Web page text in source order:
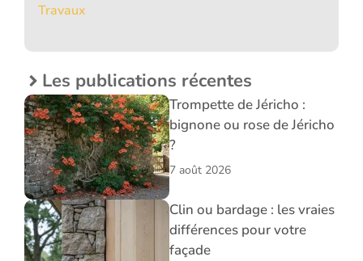
Travaux
Les publications récentes
Trompette de Jéricho :
bignone ou rose de Jéricho
?
7 août 2026
Clin ou bardage : les vraies
différences pour votre
façade